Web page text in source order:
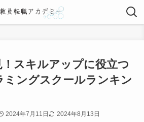
！スキルアップに役立つ
ミングスクールランキン
2024年7月11日 2024年8月13日